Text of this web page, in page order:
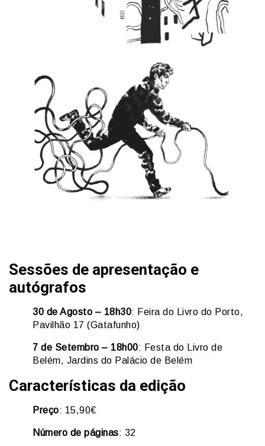
Sessões de apresentação e
autógrafos
30 de Agosto – 18h30: Feira do Livro do Porto,
Pavilhão 17 (Gatafunho)
7 de Setembro – 18h00: Festa do Livro de
Belém, Jardins do Palácio de Belém
Características da edição
Preço: 15,90€
Número de páginas: 32